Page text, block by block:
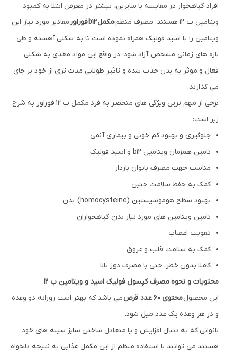
افراد گیاهخوار در مقایسه با سایرین، بیشتر در معرض ابتلا به کمبود
ویتامین ب 12 هستند. مصرف منظم
مکملb12فوراور مقادیر مورد نیاز این
ویتامین را با اسید فولیک همراه نموده است تا به شکلی آهسته و طی
بازه های زمانی مشخص آزاد شود. در واقع این مواد مغذی به شکلی
فعال و موثر به بدن جذب شده و تاثیر طولانی مدت تری از خود بر جای
می گذارند.
برخی از مهم ترین ویژگی های منحصر به فرد مکمل ب 12 فوراور به شرح
زیر است:
جلوگیری و بهبود کم خونی و بیماری آنمی
تامین همزمان ویتامین b12 و اسید فولیک
مناسب جهت مصرف بانوان باردار
کمک به حفظ سلامت جنین
بهبود سطح هوموسیستین (homocysteine) بدن
تامین ویتامین های مورد نیاز بدن گیاهخواران
تقویت اعصاب
کمک به سلامت قلب و عروق
کاملا بدون خطر، حتی با مصرف دوز بالا
محتویات و نحوه مصرف کپسول فولیک اسید و ویتامین ب 12
این محصولمحتوی 60 عدد قرص
می باشد که بهتر است روزانه دو وعده
و در هر وعده یک عدد میل شود.
بانوانی که به دنبال افزایش و یا متعادل ساختن سایز سینه های خود
هستند می توانند با استفاده منظم از این مکمل غذایی به نتیجه دلخواه